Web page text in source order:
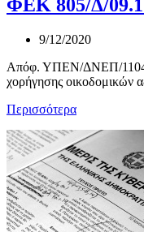
ΦΕΚ 805/Δ/
9/12/2020
Απόφ. ΥΠΕΝ/ΔΝΕΠ/
χορήγησης οικοδομικών
Περισσότερα